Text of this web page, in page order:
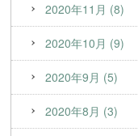
2020年11月 (8)
2020年10月 (9)
2020年9月 (5)
2020年8月 (3)